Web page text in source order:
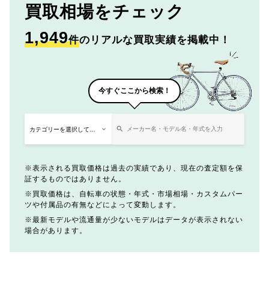
買取相場をチェック
1,949件のリアルな買取実績を掲載中！
今すぐここから検索！
表示される買取価格は過去の実績であり、現在の査定額を保
証するものではありません。
買取価格は、自転車の状態・年式・市場相場・カスタムパー
ツや付属品の有無などによって変動します。
最新モデルや流通量が少ないモデルはデータが表示されない
場合があります。